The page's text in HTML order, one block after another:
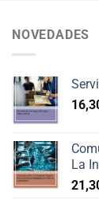
NOVEDADES
La